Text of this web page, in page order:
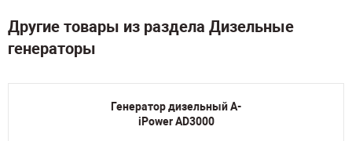
Другие товары из раздела Дизельные
генераторы
Генератор дизельный A-
iPower AD3000